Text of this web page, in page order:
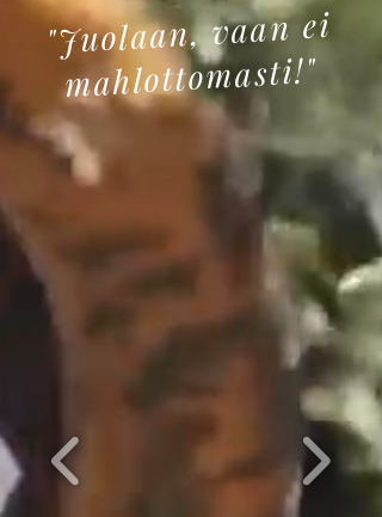
"Juolaan, vaan ei
mahlottomasti!"